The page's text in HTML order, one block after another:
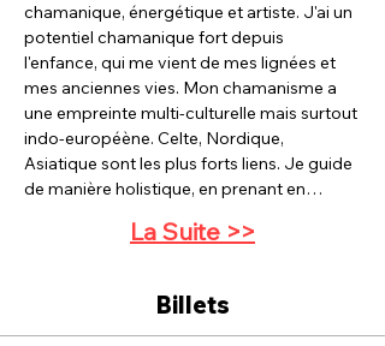
chamanique, énergétique et artiste. J'ai un
potentiel chamanique fort depuis
l'enfance, qui me vient de mes lignées et
mes anciennes vies. Mon chamanisme a
une empreinte multi-culturelle mais surtout
indo-européène. Celte, Nordique,
Asiatique sont les plus forts liens. Je guide
de manière holistique, en prenant en…
La Suite >>
Billets